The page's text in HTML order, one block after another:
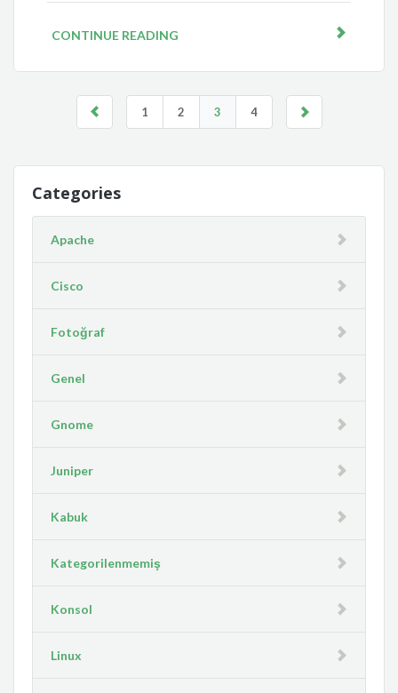
CONTINUE READING
1 2 3 4
Categories
Apache
Cisco
Fotoğraf
Genel
Gnome
Juniper
Kabuk
Kategorilenmemiş
Konsol
Linux